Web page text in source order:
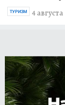
4 августа
ТУРИЗМ